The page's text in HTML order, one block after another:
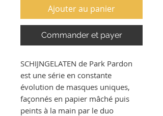
Ajouter au panier
Commander et payer
SCHIJNGELATEN de Park Pardon
est une série en constante
évolution de masques uniques,
façonnés en papier mâché puis
peints à la main par le duo